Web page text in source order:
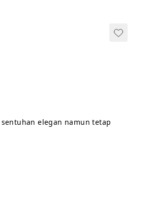
elegan namun tetap